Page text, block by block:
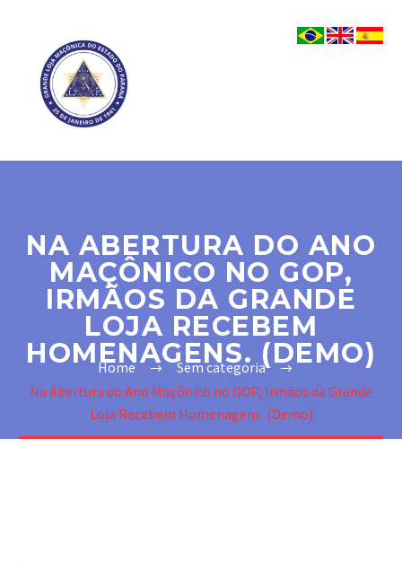
NA ABERTURA DO ANO
MAÇÔNICO NO GOP,
IRMÃOS DA GRANDE
LOJA RECEBEM
HOMENAGENS. (DEMO)
Home
Sem categoria
Na Abertura do Ano Maçônico no GOP, Irmãos da Grande
Loja Recebem Homenagens. (Demo)